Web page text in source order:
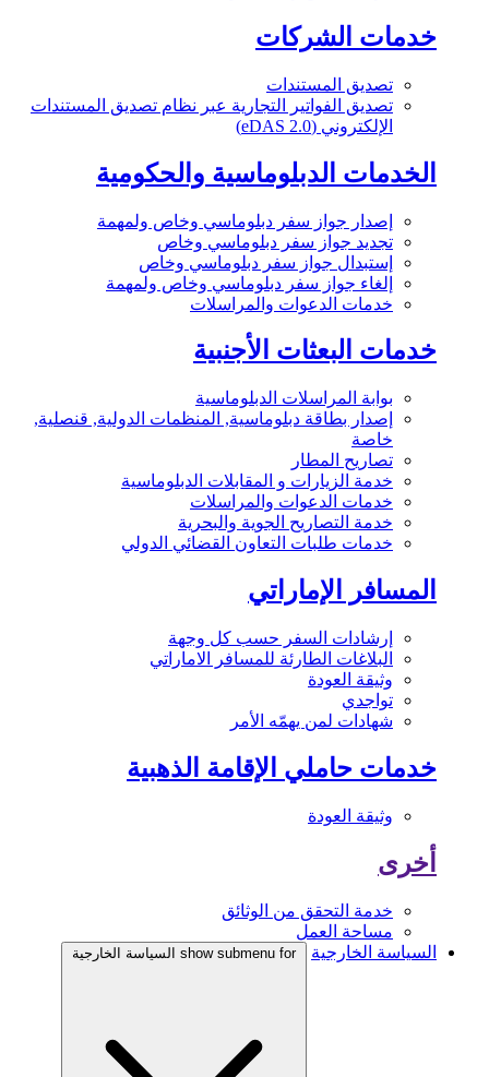
خدمات الشركات
تصديق المستندات
تصديق الفواتير التجارية عبر نظام تصديق المستندات
الإلكتروني (eDAS 2.0)
الخدمات الدبلوماسية والحكومية
إصدار جواز سفر دبلوماسي وخاص ولمهمة
تجديد جواز سفر دبلوماسي وخاص
إستبدال جواز سفر دبلوماسي وخاص
إلغاء جواز سفر دبلوماسي وخاص ولمهمة
خدمات الدعوات والمراسلات
خدمات البعثات الأجنبية
بوابة المراسلات الدبلوماسية
إصدار بطاقة دبلوماسية, المنظمات الدولية, قنصلية,
خاصة
تصاريح المطار
خدمة الزيارات و المقابلات الدبلوماسية
خدمات الدعوات والمراسلات
خدمة التصاريح الجوية والبحرية
خدمات طلبات التعاون القضائي الدولي
المسافر الإماراتي
إرشادات السفر حسب كل وجهة
البلاغات الطارئة للمسافر الاماراتي
وثيقة العودة
تواجدي
شهادات لمن يهمّه الأمر
خدمات حاملي الإقامة الذهبية
وثيقة العودة
أخرى
خدمة التحقق من الوثائق
مساحة العمل
السياسة الخارجية
show submenu for السياسة الخارجية